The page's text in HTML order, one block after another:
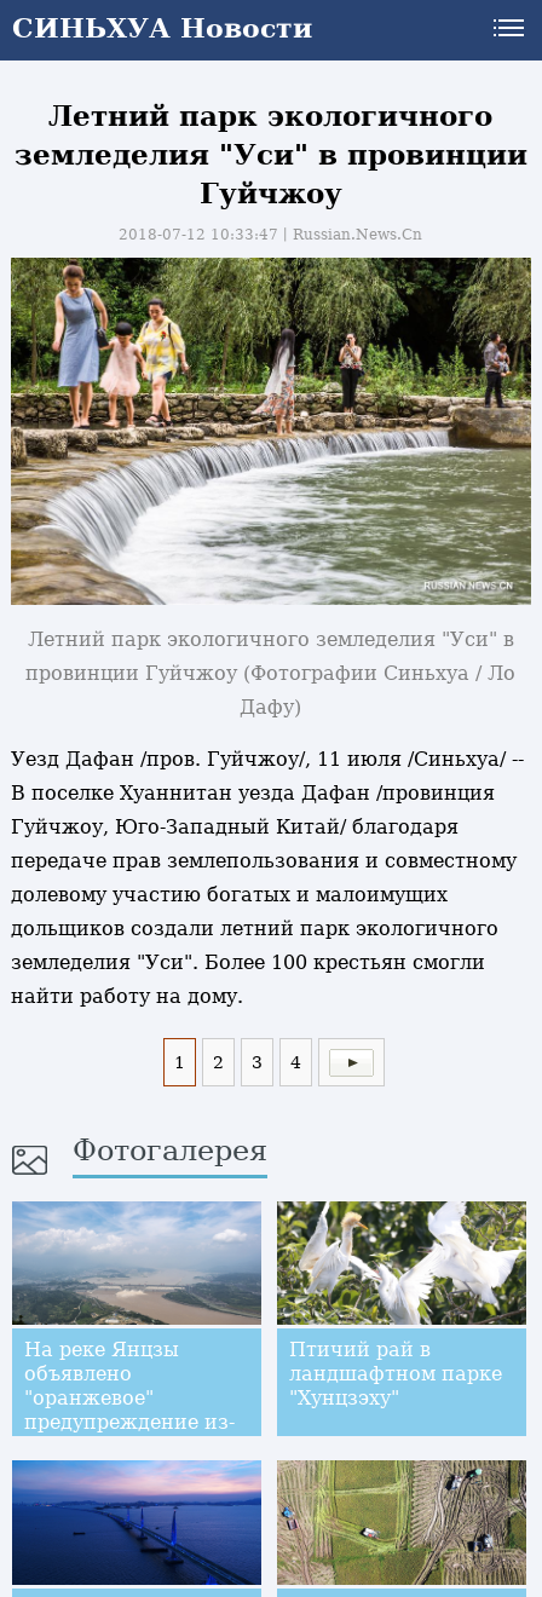
СИНЬХУА Новости
Летний парк экологичного
земледелия "Уси" в провинции
Гуйчжоу
2018-07-12 10:33:47丨Russian.News.Cn
Летний парк экологичного земледелия "Уси" в
провинции Гуйчжоу(Фотографии Синьхуа / Ло
Дафу)
Уезд Дафан /пров. Гуйчжоу/, 11 июля /Синьхуа/ --
В поселке Хуаннитан уезда Дафан /провинция
Гуйчжоу, Юго-Западный Китай/ благодаря
передаче прав землепользования и совместному
долевому участию богатых и малоимущих
дольщиков создали летний парк экологичного
земледелия "Уси". Более 100 крестьян смогли
найти работу на дому.
1 2 3 4
Фотогалерея
На реке Янцзы
объявлено
"оранжевое"
предупреждение из-
наводнения
Птичий рай в
ландшафтном парке
"Хунцзэху"